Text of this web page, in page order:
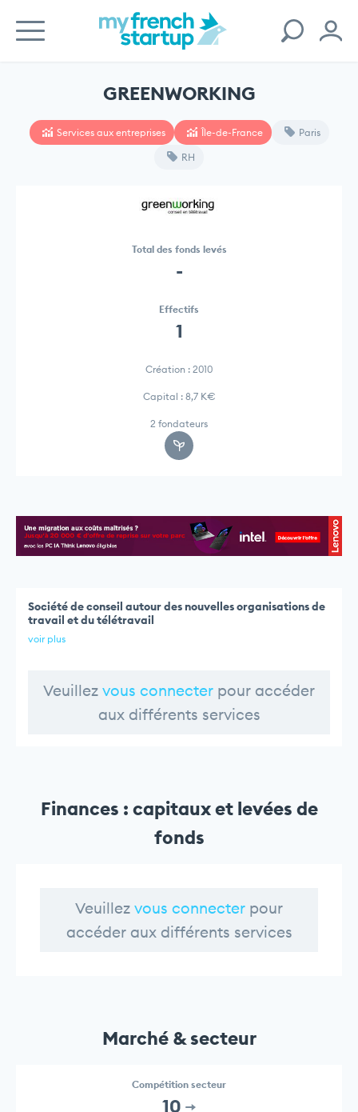
GREENWORKING
Services aux entreprises Île-de-France Paris
RH
Total des fonds levés
-
Effectifs
1
Création : 2010
Capital : 8,7 K€
2 fondateurs
Société de conseil autour des nouvelles organisations de
travail et du télétravail
voir plus
Veuillez vous connecter pour accéder
aux différents services
Finances : capitaux et levées de
fonds
Veuillez vous connecter pour
accéder aux différents services
Marché & secteur
Compétition secteur
10